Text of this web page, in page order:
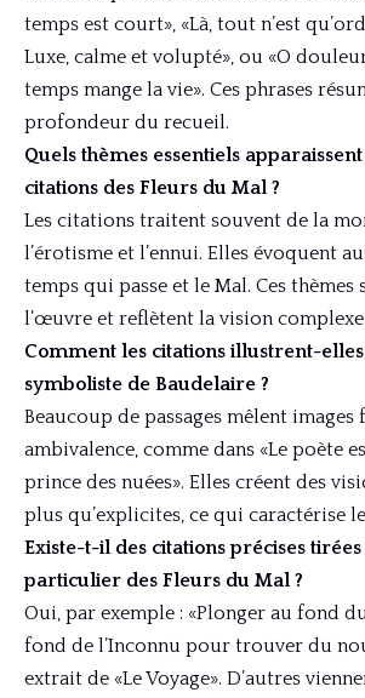
temps est court», «Là, tout n’est
Luxe, calme et volupté», ou «O
temps mange la vie». Ces phrases
profondeur du recueil.
Quels thèmes essentiels
citations des Fleurs du Mal ?
Les citations traitent souvent de la
l’érotisme et l’ennui. Elles évoquent
temps qui passe et le Mal. Ces
l’œuvre et reflètent la vision complexe
Comment les citations illustrent-
symboliste de Baudelaire ?
Beaucoup de passages mêlent images
ambivalence, comme dans «Le poète
prince des nuées». Elles créent des
plus qu’explicites, ce qui caractérise
Existe-t-il des citations précises tirées
particulier des Fleurs du Mal ?
Oui, par exemple : «Plonger au fond
fond de l’Inconnu pour trouver du
extrait de «Le Voyage». D’autres